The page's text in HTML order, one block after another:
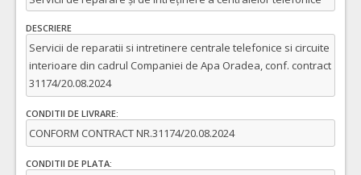
DESCRIERE
Servicii de reparatii si intretinere centrale telefonice si circuite
interioare din cadrul Companiei de Apa Oradea, conf. contract
31174/20.08.2024
CONDITII DE LIVRARE:
CONFORM CONTRACT NR.31174/20.08.2024
CONDITII DE PLATA: